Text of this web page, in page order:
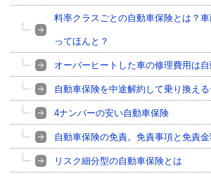
料率クラスごとの自動車保険とは？
ってほんと？
オーバーヒートした車の修理費用は
自動車保険を中途解約して乗り換え
4ナンバーの安い自動車保険
自動車保険の免責。免責事項と免責金
リスク細分型の自動車保険とは